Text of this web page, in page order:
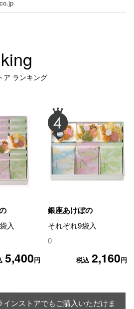
ア ランキング
入
5,400円
銀座あけぼの
それぞれ9袋入
0
税込 2,160円
ンストアでもご購入いただけま